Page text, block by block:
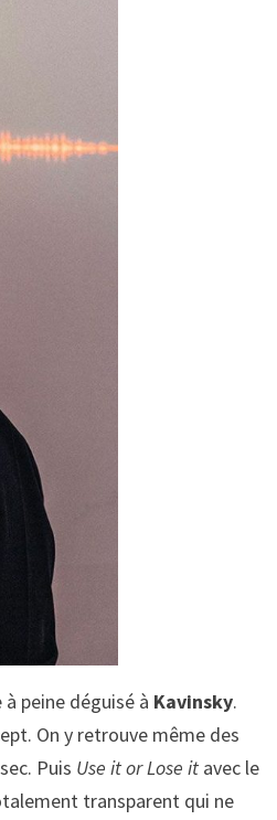
peine déguisé à Kavinsky.
On y retrouve même des
Puis Use it or Lose it avec le
transparent qui ne